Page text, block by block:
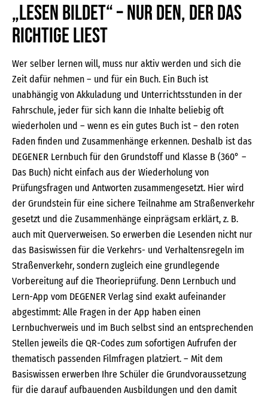
„Lesen bildet“ – nur den, der das
Richtige liest
Wer selber lernen will, muss nur aktiv werden und sich die
Zeit dafür nehmen – und für ein Buch. Ein Buch ist
unabhängig von Akkuladung und Unterrichtsstunden in der
Fahrschule, jeder für sich kann die Inhalte beliebig oft
wiederholen und – wenn es ein gutes Buch ist – den roten
Faden finden und Zusammenhänge erkennen. Deshalb ist das
DEGENER Lernbuch für den Grundstoff und Klasse B (360° –
Das Buch) nicht einfach aus der Wiederholung von
Prüfungsfragen und Antworten zusammengesetzt. Hier wird
der Grundstein für eine sichere Teilnahme am Straßenverkehr
gesetzt und die Zusammenhänge einprägsam erklärt, z. B.
auch mit Querverweisen. So erwerben die Lesenden nicht nur
das Basiswissen für die Verkehrs- und Verhaltensregeln im
Straßenverkehr, sondern zugleich eine grundlegende
Vorbereitung auf die Theorieprüfung. Denn Lernbuch und
Lern-App vom DEGENER Verlag sind exakt aufeinander
abgestimmt: Alle Fragen in der App haben einen
Lernbuchverweis und im Buch selbst sind an entsprechenden
Stellen jeweils die QR-Codes zum sofortigen Aufrufen der
thematisch passenden Filmfragen platziert. – Mit dem
Basiswissen erwerben Ihre Schüler die Grundvoraussetzung
für die darauf aufbauenden Ausbildungen und den damit